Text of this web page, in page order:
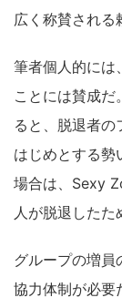
広く称賛される
筆者個人的には
ことには賛成だ
ると、脱退者
はじめとする
場合は、Sexy
人が脱退したた
グループの増員
協力体制が必要